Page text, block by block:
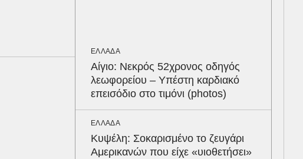
ΕΛΛΑΔΑ
Αίγιο: Νεκρός 52χρονος οδηγός
λεωφορείου – Υπέστη καρδιακό
επεισόδιο στο τιμόνι (photos)
ΕΛΛΑΔΑ
Κυψέλη: Σοκαρισμένο το ζευγάρι
Αμερικανών που είχε «υιοθετήσει»